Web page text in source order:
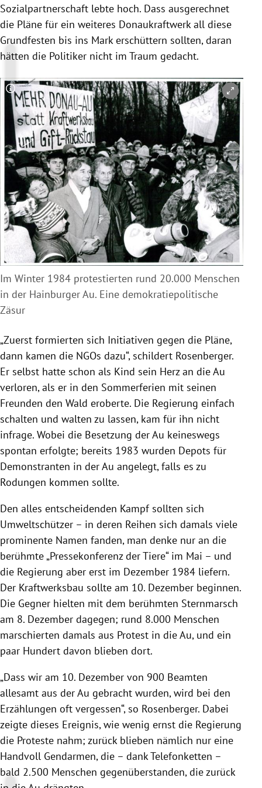
Sozialpartnerschaft lebte hoch. Dass ausgerechnet
die Pläne für ein weiteres Donaukraftwerk all diese
Grundfesten bis ins Mark erschüttern sollten, daran
hätten die Politiker nicht im Traum gedacht.
Copyright-Hinweis öffnen/schließen
Im Winter 1984 protestierten rund 20.000 Menschen
in der Hainburger Au. Eine demokratiepolitische
Zäsur
„Zuerst formierten sich Initiativen gegen die Pläne,
dann kamen die NGOs dazu“, schildert Rosenberger.
Er selbst hatte schon als Kind sein Herz an die Au
verloren, als er in den Sommerferien mit seinen
Freunden den Wald eroberte. Die Regierung einfach
schalten und walten zu lassen, kam für ihn nicht
infrage. Wobei die Besetzung der Au keineswegs
spontan erfolgte; bereits 1983 wurden Depots für
Demonstranten in der Au angelegt, falls es zu
Rodungen kommen sollte.
Den alles entscheidenden Kampf sollten sich
Umweltschützer – in deren Reihen sich damals viele
prominente Namen fanden, man denke nur an die
berühmte „Pressekonferenz der Tiere“ im Mai – und
die Regierung aber erst im Dezember 1984 liefern.
Der Kraftwerksbau sollte am 10. Dezember beginnen.
Die Gegner hielten mit dem berühmten Sternmarsch
am 8. Dezember dagegen; rund 8.000 Menschen
marschierten damals aus Protest in die Au, und ein
paar Hundert davon blieben dort.
„Dass wir am 10. Dezember von 900 Beamten
allesamt aus der Au gebracht wurden, wird bei den
Erzählungen oft vergessen“, so Rosenberger. Dabei
zeigte dieses Ereignis, wie wenig ernst die Regierung
die Proteste nahm; zurück blieben nämlich nur eine
Handvoll Gendarmen, die – dank Telefonketten –
bald 2.500 Menschen gegenüberstanden, die zurück